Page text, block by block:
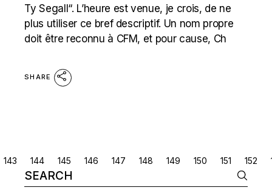
Ty Segall“. L’heure est venue, je crois, de ne
plus utiliser ce bref descriptif. Un nom propre
doit être reconnu à CFM, et pour cause, Ch
SHARE
POSTS
NAVIGATION
143 144 145 146 147 148 149 150 151 152
Search
for: